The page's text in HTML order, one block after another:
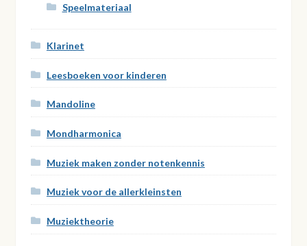
Speelmateriaal
Klarinet
Leesboeken voor kinderen
Mandoline
Mondharmonica
Muziek maken zonder notenkennis
Muziek voor de allerkleinsten
Muziektheorie